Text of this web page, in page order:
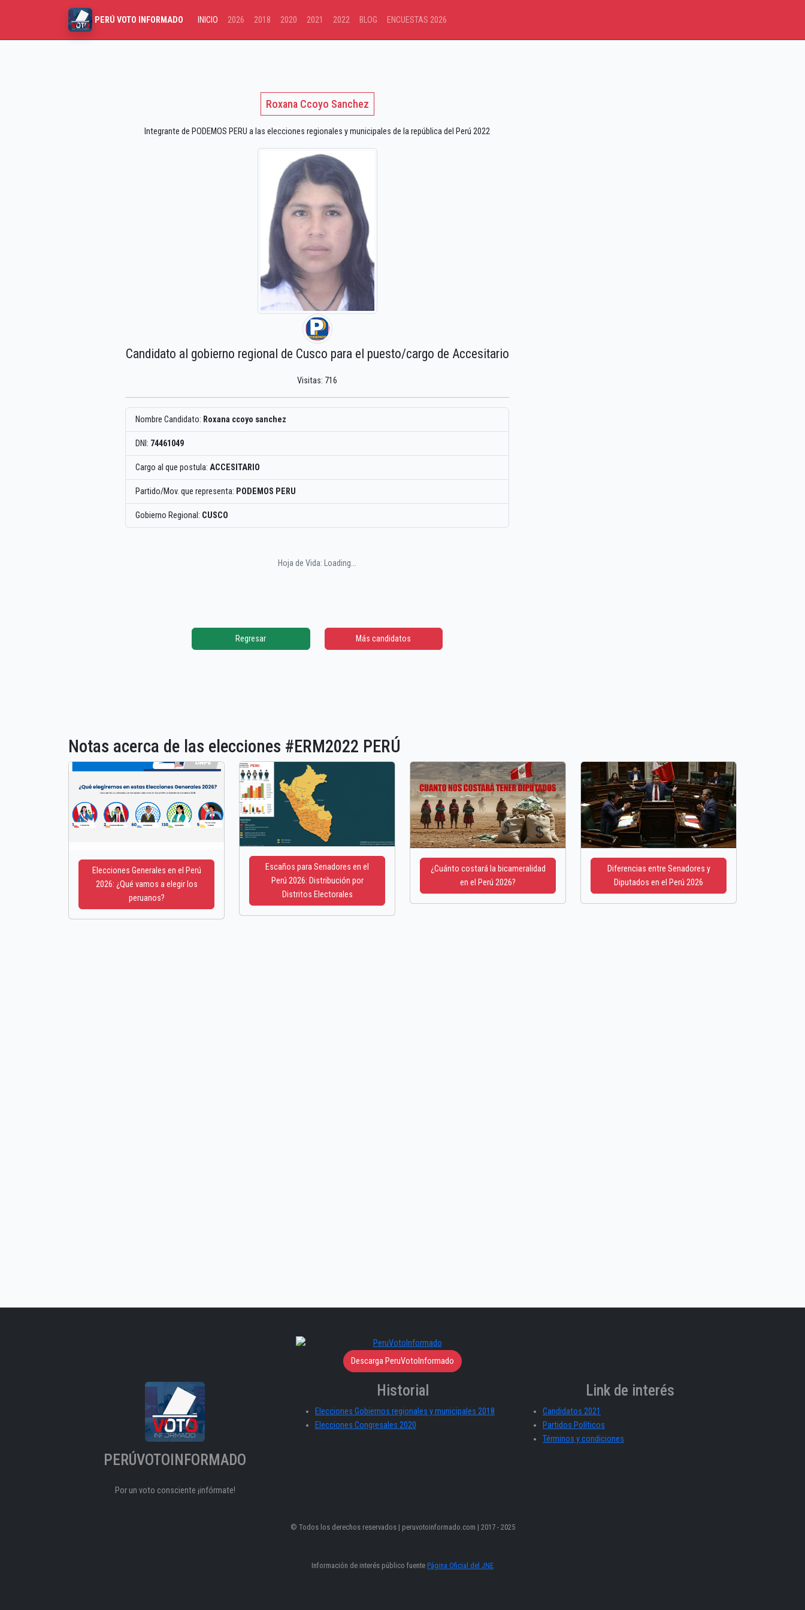
PERÚ VOTO INFORMADO INICIO 2026 2018 2020 2021 2022 BLOG ENCUESTAS 2026
Roxana Ccoyo Sanchez
Integrante de PODEMOS PERU a las elecciones regionales y municipales de la república del Perú 2022
Candidato al gobierno regional de Cusco para el puesto/cargo de Accesitario
Visitas: 716
Nombre Candidato: Roxana ccoyo sanchez
DNI: 74461049
Cargo al que postula: ACCESITARIO
Partido/Mov. que representa: PODEMOS PERU
Gobierno Regional: CUSCO
Hoja de Vida: Loading...
Regresar Más candidatos
Notas acerca de las elecciones #ERM2022 PERÚ
Elecciones Generales en el Perú
2026: ¿Qué vamos a elegir los
peruanos?
Escaños para Senadores en el
Perú 2026: Distribución por
Distritos Electorales
¿Cuánto costará la bicameralidad
en el Perú 2026?
Diferencias entre Senadores y
Diputados en el Perú 2026
Descarga PeruVotoInformado
PERÚVOTOINFORMADO
Por un voto consciente ¡infórmate!
Historial
Elecciones Gobiernos regionales y municipales 2018
Elecciones Congresales 2020
Link de interés
Candidatos 2021
Partidos Políticos
Términos y condiciones
© Todos los derechos reservados | peruvotoinformado.com | 2017 - 2025
Información de interés público fuente Página Oficial del JNE